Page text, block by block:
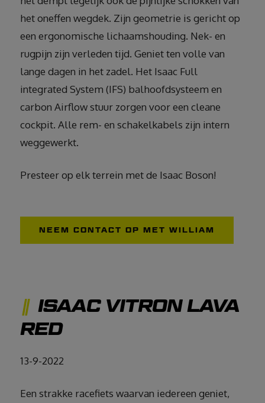
het oneffen wegdek. Zijn geometrie is gericht op
een ergonomische lichaamshouding. Nek- en
rugpijn zijn verleden tijd. Geniet ten volle van
lange dagen in het zadel. Het Isaac Full
integrated System (IFS) balhoofdsysteem en
carbon Airflow stuur zorgen voor een cleane
cockpit. Alle rem- en schakelkabels zijn intern
weggewerkt.
Presteer op elk terrein met de Isaac Boson!
NEEM CONTACT OP MET WILLIAM
ISAAC VITRON LAVA
RED
13-9-2022
Een strakke racefiets waarvan iedereen geniet,